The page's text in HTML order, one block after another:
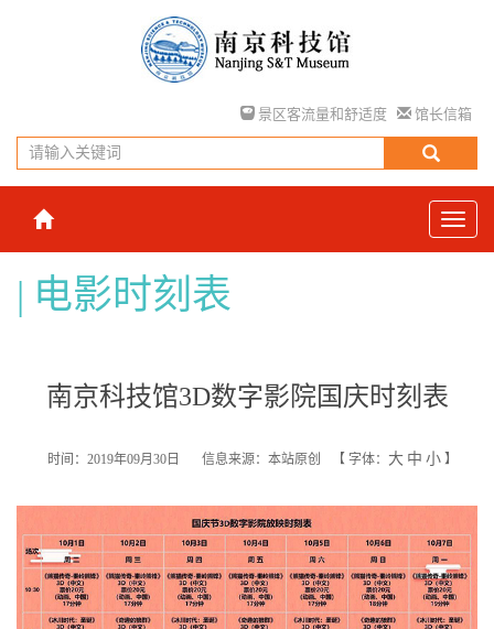
景区客流量和舒适度 馆长信箱
电影时刻表
南京科技馆3D数字影院国庆时刻表
时间：2019年09月30日 信息来源：本站原创 【 字体： 大 中 小 】